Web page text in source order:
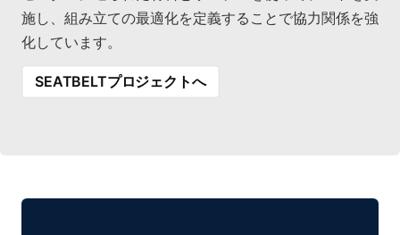
施し、組み立ての最適化を定義することで協力関係を強
化しています。
SEATBELTプロジェクトへ